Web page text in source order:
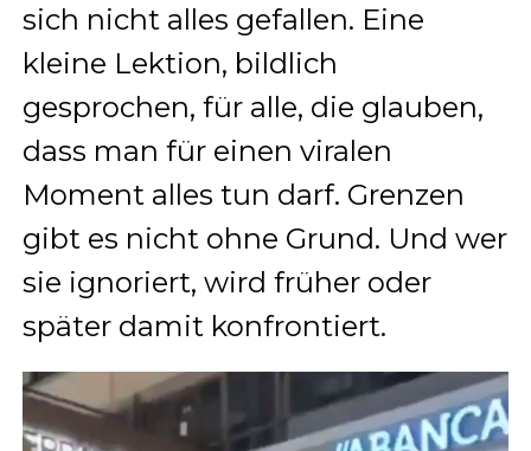
sich nicht alles gefallen. Eine
kleine Lektion, bildlich
gesprochen, für alle, die glauben,
dass man für einen viralen
Moment alles tun darf. Grenzen
gibt es nicht ohne Grund. Und wer
sie ignoriert, wird früher oder
später damit konfrontiert.
Video
Player